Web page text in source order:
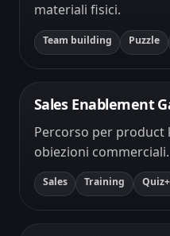
materiali fisici.
Team building Puzzle
Sales Enablement
Percorso per product
obiezioni commerciali.
Sales Training